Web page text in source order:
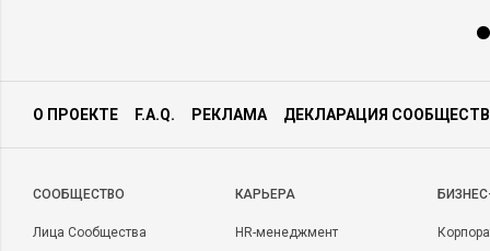
О ПРОЕКТЕ F.A.Q. РЕКЛАМА ДЕКЛАРАЦИЯ
CООБЩЕСТВО
Лица Сообщества
КАРЬЕРА
HR-менеджмент